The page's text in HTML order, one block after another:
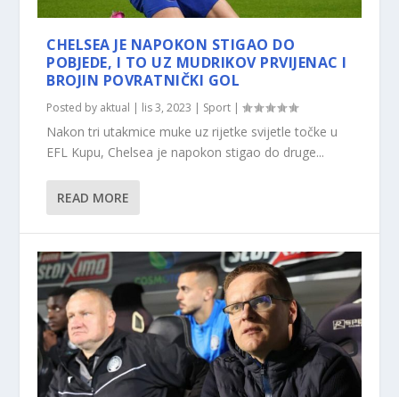
CHELSEA JE NAPOKON STIGAO DO
POBJEDE, I TO UZ MUDRIKOV PRVIJENAC I
BROJIN POVRATNIČKI GOL
Posted by aktual | lis 3, 2023 | Sport |
Nakon tri utakmice muke uz rijetke svijetle točke u
EFL Kupu, Chelsea je napokon stigao do druge...
READ MORE